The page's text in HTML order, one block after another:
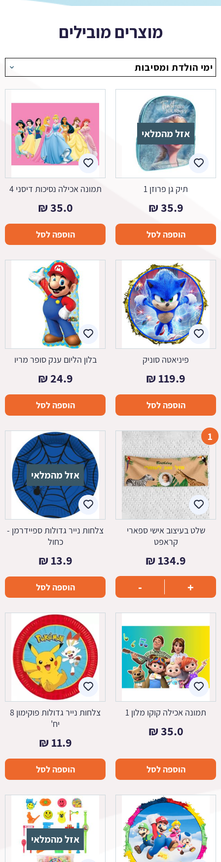
מוצרים מובילים
ימי הולדת ומסיבות
אזל מהמלאי
תיק גן פרוזן 1
35.9
₪
הוספה לסל
תמונה אכילה נסיכות דיסני 4
35.0
₪
הוספה לסל
פיניאטה סוניק
119.9
₪
הוספה לסל
בלון הליום ענק סופר מריו
24.9
₪
הוספה לסל
1
שלט בעיצוב אישי ספארי
קראפט
134.9
₪
+
-
אזל מהמלאי
צלחות נייר גדולות ספיידרמן -
כחול
13.9
₪
הוספה לסל
תמונה אכילה קוקו מלון 1
35.0
₪
הוספה לסל
צלחות נייר גדולות פוקימון 8
יח'
11.9
₪
הוספה לסל
אזל מהמלאי